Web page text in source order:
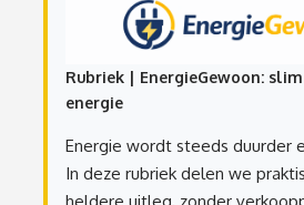
Rubriek | EnergieGewoon:
energie
Energie wordt steeds duurder
In deze rubriek delen we